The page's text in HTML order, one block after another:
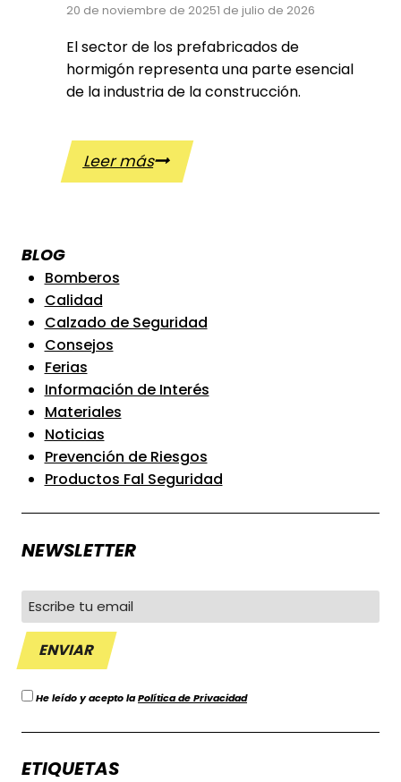
20 de noviembre de 20251 de julio de 2026
El sector de los prefabricados de
hormigón representa una parte esencial
de la industria de la construcción.
Leer másPrevención
de
sector
los
prefabricados
de
hormigón:
EPIs
esenciales
para
de
seguro
BLOG
Bomberos
Calidad
Calzado de Seguridad
Consejos
Ferias
Información de Interés
Materiales
Noticias
Prevención de Riesgos
Productos Fal Seguridad
NEWSLETTER
He leído y acepto laPolítica de Privacidad
ETIQUETAS